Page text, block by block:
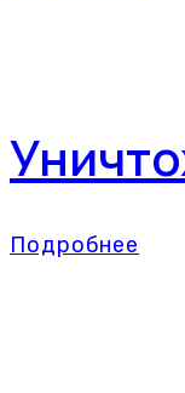
Подробнее